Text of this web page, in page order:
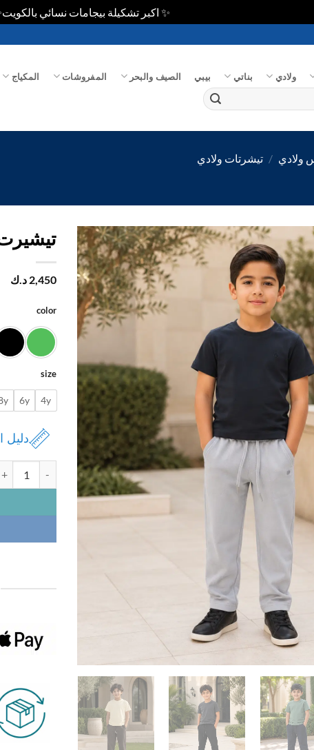
✨ اكبر تشكيلة بيجامات نسائي
ولادي بناتي بيبي الصيف والبحر المفروشات المكياج
ولادي / تيشرتات ولادي
اضف
الي
المفضلة
2,450 د.ك
color
size
4y
6y
دليل